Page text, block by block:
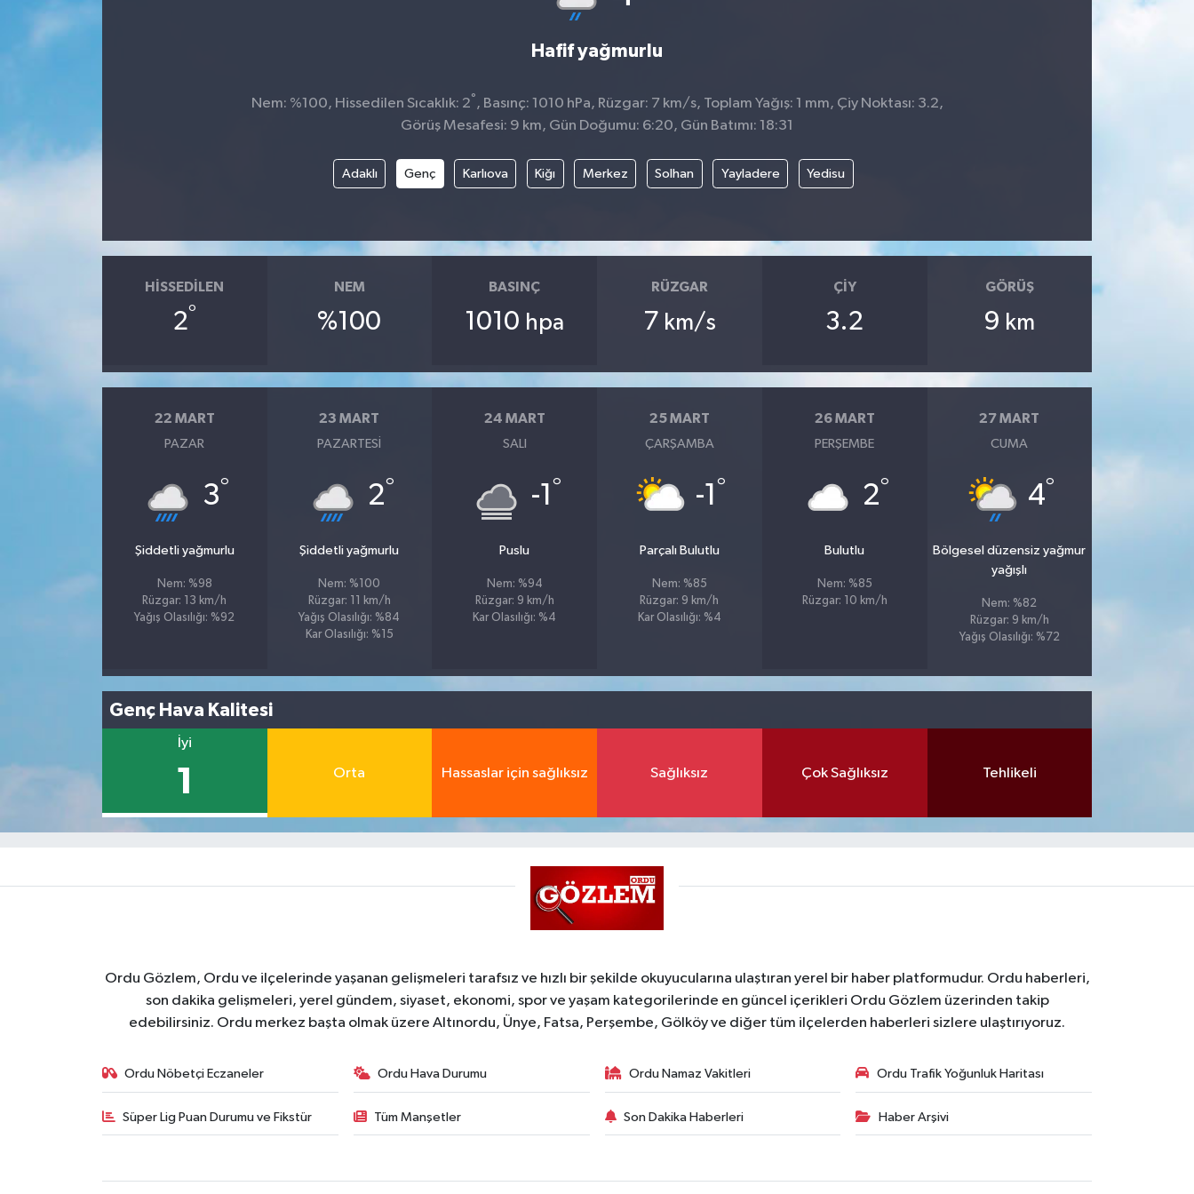
Hafif yağmurlu
Nem: %100, Hissedilen Sıcaklık: 2° , Basınç: 1010 hPa, Rüzgar: 7 km/s, Toplam Yağış: 1 mm, Çiy Noktası: 3.2,
Görüş Mesafesi: 9 km, Gün Doğumu: 6:20, Gün Batımı: 18:31
Adaklı Genç Karlıova Kiğı Merkez Solhan Yayladere Yedisu
HISSEDILEN
2°
NEM
%100
BASINÇ
1010 hpa
RÜZGAR
7 km/s
ÇIY
3.2
GÖRÜŞ
9 km
22 MART
PAZAR
3°
Şiddetli yağmurlu
Nem: %98
Rüzgar: 13 km/h
Yağış Olasılığı: %92
23 MART
PAZARTESI
2°
Şiddetli yağmurlu
Nem: %100
Rüzgar: 11 km/h
Yağış Olasılığı: %84
Kar Olasılığı: %15
24 MART
SALI
-1 °
Puslu
Nem: %94
Rüzgar: 9 km/h
Kar Olasılığı: %4
25 MART
ÇARŞAMBA
-1 °
Parçalı Bulutlu
Nem: %85
Rüzgar: 9 km/h
Kar Olasılığı: %4
26 MART
PERŞEMBE
2°
Bulutlu
Nem: %85
Rüzgar: 10 km/h
27 MART
CUMA
4°
Bölgesel düzensiz yağmur
yağışlı
Nem: %82
Rüzgar: 9 km/h
Yağış Olasılığı: %72
Genç Hava Kalitesi
İyi
1 Orta Hassaslar için sağlıksız Sağlıksız Çok Sağlıksız Tehlikeli
Ordu Gözlem, Ordu ve ilçelerinde yaşanan gelişmeleri tarafsız ve hızlı bir şekilde okuyucularına ulaştıran yerel bir haber platformudur. Ordu haberleri,
son dakika gelişmeleri, yerel gündem, siyaset, ekonomi, spor ve yaşam kategorilerinde en güncel içerikleri Ordu Gözlem üzerinden takip
edebilirsiniz. Ordu merkez başta olmak üzere Altınordu, Ünye, Fatsa, Perşembe, Gölköy ve diğer tüm ilçelerden haberleri sizlere ulaştırıyoruz.
Ordu Nöbetçi Eczaneler Ordu Hava Durumu Ordu Namaz Vakitleri Ordu Trafik Yoğunluk Haritası
Süper Lig Puan Durumu ve Fikstür Tüm Manşetler Son Dakika Haberleri Haber Arşivi